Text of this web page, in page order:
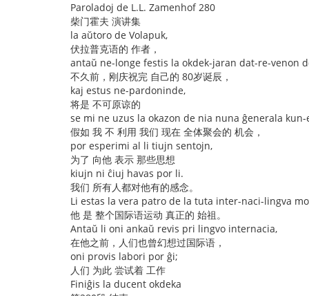
Paroladoj de L.L. Zamenhof 280
柴门霍夫 演讲集
la aŭtoro de Volapuk,
伏拉普克语的 作者，
antaŭ ne-longe festis la okdek-jaran dat-re-venon
不久前，刚庆祝完 自己的 80岁诞辰，
kaj estus ne-pardoninde,
将是 不可原谅的
se mi ne uzus la okazon de nia nuna ĝenerala kun-
假如 我 不 利用 我们 现在 全体聚会的 机会，
por esperimi al li tiujn sentojn,
为了 向他 表示 那些思想
kiujn ni ĉiuj havas por li.
我们 所有人都对他有的感念。
Li estas la vera patro de la tuta inter-naci-lingva
他 是 整个国际语运动 真正的 始祖。
Antaŭ li oni ankaŭ revis pri lingvo internacia,
在他之前，人们也曾幻想过国际语，
oni provis labori por ĝi;
人们 为此 尝试着 工作
Finiĝis la ducent okdeka